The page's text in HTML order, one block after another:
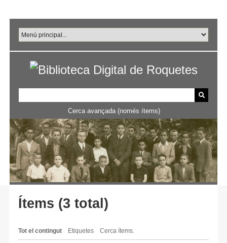
principal
Cerca avançada (només ítems)
Ítems (3 total)
Tot el contingut Etiquetes Cerca ítems.